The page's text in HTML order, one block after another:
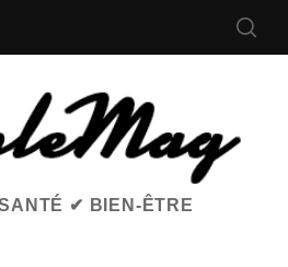
✔ BIEN-ÊTRE